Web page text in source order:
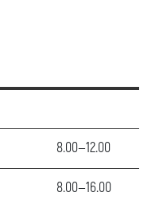
8.00—12.00
8.00—16.00